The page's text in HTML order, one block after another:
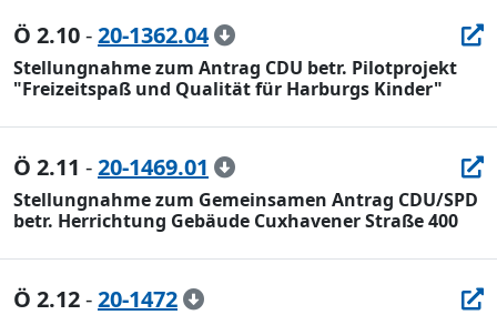
Ö 2.10-20-1362.04
Stellungnahme zum Antrag CDU betr. Pilotprojekt
"Freizeitspaß und Qualität für Harburgs Kinder"
Ö 2.11 -20-1469.01
Stellungnahme zum Gemeinsamen Antrag CDU/SPD
betr. Herrichtung Gebäude Cuxhavener Straße 400
Ö 2.12-20-1472